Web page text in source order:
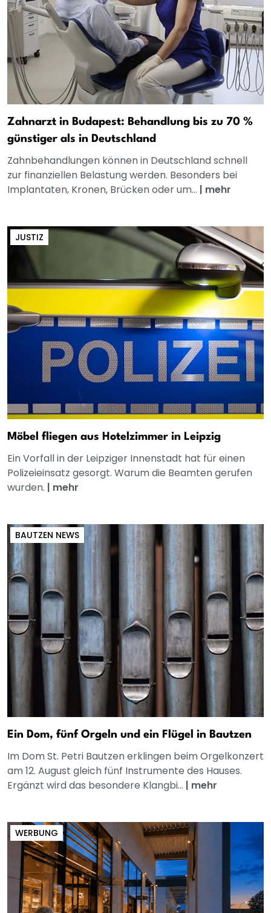
Zahnarzt in Budapest: Behandlung bis zu 70 %
günstiger als in Deutschland
Zahnbehandlungen können in Deutschland schnell
zur finanziellen Belastung werden. Besonders bei
Implantaten, Kronen, Brücken oder um... | mehr
JUSTIZ
Möbel fliegen aus Hotelzimmer in Leipzig
Ein Vorfall in der Leipziger Innenstadt hat für einen
Polizeieinsatz gesorgt. Warum die Beamten gerufen
wurden. | mehr
BAUTZEN NEWS
Ein Dom, fünf Orgeln und ein Flügel in Bautzen
Im Dom St. Petri Bautzen erklingen beim Orgelkonzert
am 12. August gleich fünf Instrumente des Hauses.
Ergänzt wird das besondere Klangbi... | mehr
WERBUNG